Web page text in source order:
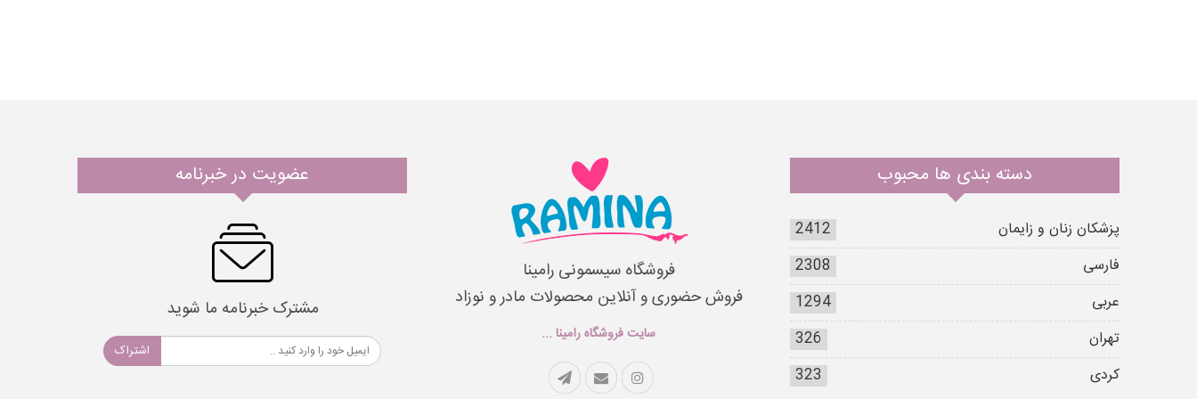
دسته بندی ها محبوب
پزشکان زنان و زایمان
2412
فارسی
2308
عربی
1294
تهران
326
کردی
323
فروشگاه سیسمونی رامینا
فروش حضوری و آنلاین محصولات مادر و نوزاد
سایت فروشگاه رامینا ...
عضویت در خبرنامه
مشترک خبرنامه ما شوید
اشتراک